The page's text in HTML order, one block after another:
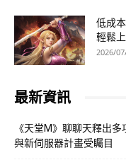
低成
輕鬆
2026/
最新資訊
《天堂M》聊聊天釋出
與新伺服器計畫受矚目